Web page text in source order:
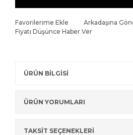
Favorilerime Ekle
Arkadaşına
Fiyatı Düşünce Haber Ver
ÜRÜN BİLGİSİ
ÜRÜN YORUMLARI
TAKSİT SEÇENEKLERİ